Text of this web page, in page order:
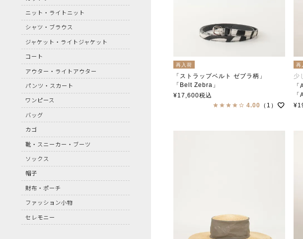
再入荷
「ストラップベルト ゼブラ柄」
「Belt Zebra」
soutiencollar（ステンカラー）
¥17,600税込
4.00 （1）
再
少
¥
ニット・ライトニット
シャツ・ブラウス
ジャケット・ライトジャケット
コート
アウター・ライトアウター
パンツ・スカート
ワンピース
バッグ
カゴ
靴・スニーカー・ブーツ
ソックス
帽子
財布・ポーチ
ファッション小物
セレモニー